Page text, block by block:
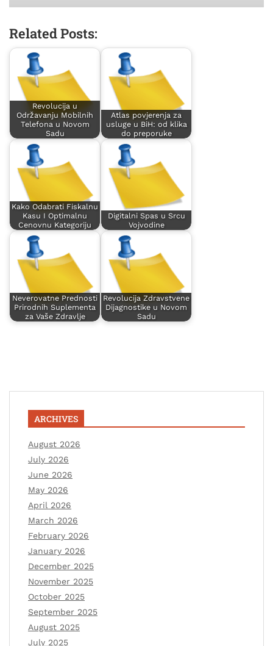
Related Posts:
Revolucija u
Održavanju Mobilnih
Telefona u Novom
Sadu
Atlas povjerenja za
usluge u BiH: od klika
do preporuke
Kako Odabrati Fiskalnu
Kasu I Optimalnu
Cenovnu Kategoriju
Digitalni Spas u Srcu
Vojvodine
Neverovatne Prednosti
Prirodnih Suplementa
za Vaše Zdravlje
Revolucija Zdravstvene
Dijagnostike u Novom
Sadu
ARCHIVES
August 2026
July 2026
June 2026
May 2026
April 2026
March 2026
February 2026
January 2026
December 2025
November 2025
October 2025
September 2025
August 2025
July 2025